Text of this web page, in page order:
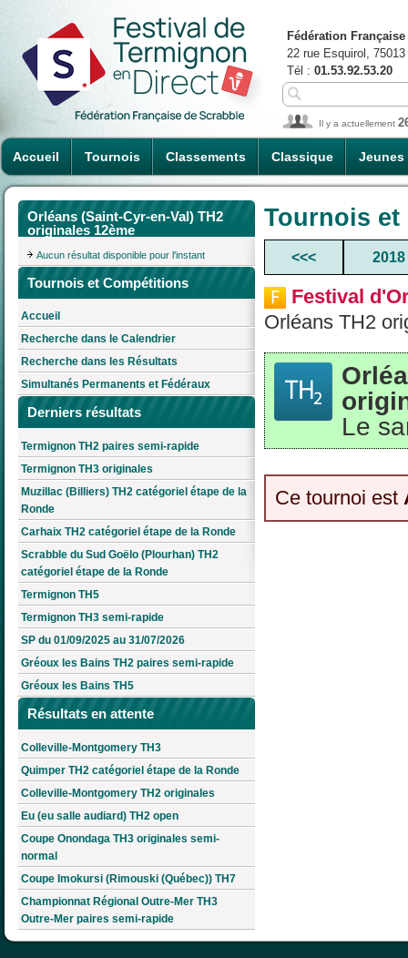
Accueil Tournois Classements Classique Jeunes
Fédération
22 rue Esquirol,
Tél : 01.53.92.53.20
Il y a actuellement
Orléans (Saint-Cyr-en-Val) TH2
originales 12ème
Aucun résultat disponible pour l'instant
Tournois et Compétitions
Accueil
Recherche dans le Calendrier
Recherche dans les Résultats
Simultanés Permanents et Fédéraux
Derniers résultats
Termignon TH2 paires semi-rapide
Termignon TH3 originales
Muzillac (Billiers) TH2 catégoriel étape de la
Ronde
Carhaix TH2 catégoriel étape de la Ronde
Scrabble du Sud Goëlo (Plourhan) TH2
catégoriel étape de la Ronde
Termignon TH5
Termignon TH3 semi-rapide
SP du 01/09/2025 au 31/07/2026
Gréoux les Bains TH2 paires semi-rapide
Gréoux les Bains TH5
Résultats en attente
Colleville-Montgomery TH3
Quimper TH2 catégoriel étape de la Ronde
Colleville-Montgomery TH2 originales
Eu (eu salle audiard) TH2 open
Coupe Onondaga TH3 originales semi-
normal
Coupe Imokursi (Rimouski (Québec)) TH7
Championnat Régional Outre-Mer TH3
Outre-Mer paires semi-rapide
Tournois
<<< 2018
Festival
Orléans TH2
Le
Ce tournoi est